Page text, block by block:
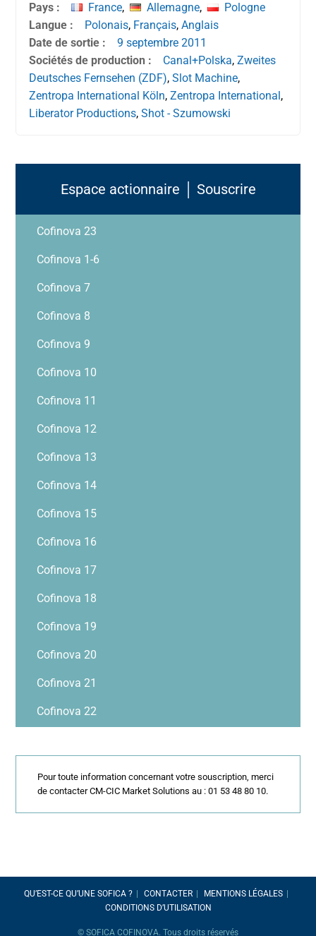
Pays : France, Allemagne,
Pologne
Langue :
Polonais, Français,Anglais
Date de sortie :
9 septembre 2011
Sociétés de production :
Canal+Polska,Zweites
Deutsches Fernsehen (ZDF),Slot Machine,
Zentropa International Köln,Zentropa International,
Liberator Productions,Shot - Szumowski
Espace actionnaire │ Souscrire
Cofinova 23
Cofinova 1-6
Cofinova 7
Cofinova 8
Cofinova 9
Cofinova 10
Cofinova 11
Cofinova 12
Cofinova 13
Cofinova 14
Cofinova 15
Cofinova 16
Cofinova 17
Cofinova 18
Cofinova 19
Cofinova 20
Cofinova 21
Cofinova 22
Pour toute information concernant votre souscription, merci
de contacter CM-CIC Market Solutions au : 01 53 48 80 10.
QU’EST-CE QU’UNE SOFICA ? CONTACTER
MENTIONS LÉGALES
CONDITIONS D’UTILISATION
© SOFICA COFINOVA. Tous droits réservés